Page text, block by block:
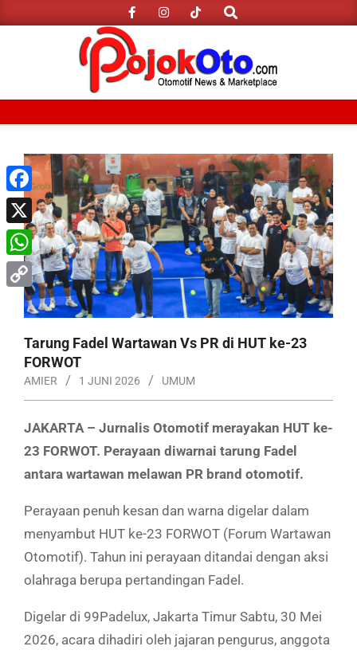
to
Search
Navigation
Menu
Tarung Fadel Wartawan Vs PR di HUT ke-23
FORWOT
AMIER 1 JUNI 2026 UMUM
JAKARTA – Jurnalis Otomotif merayakan HUT ke-
23 FORWOT. Perayaan diwarnai tarung Fadel
antara wartawan melawan PR brand otomotif.
Perayaan penuh kesan dan warna digelar dalam
menyambut HUT ke-23 FORWOT (Forum Wartawan
Otomotif). Tahun ini perayaan ditandai dengan aksi
olahraga berupa pertandingan Fadel.
Digelar di 99Padelux, Jakarta Timur Sabtu, 30 Mei
2026, acara dihadiri oleh jajaran pengurus, anggota
Facebook
X
WhatsApp
Copy